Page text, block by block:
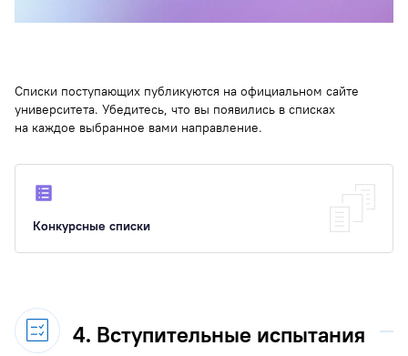
Списки поступающих публикуются на официальном сайте
университета. Убедитесь, что вы появились в списках
на каждое выбранное вами направление.
Конкурсные списки
4. Вступительные испытания